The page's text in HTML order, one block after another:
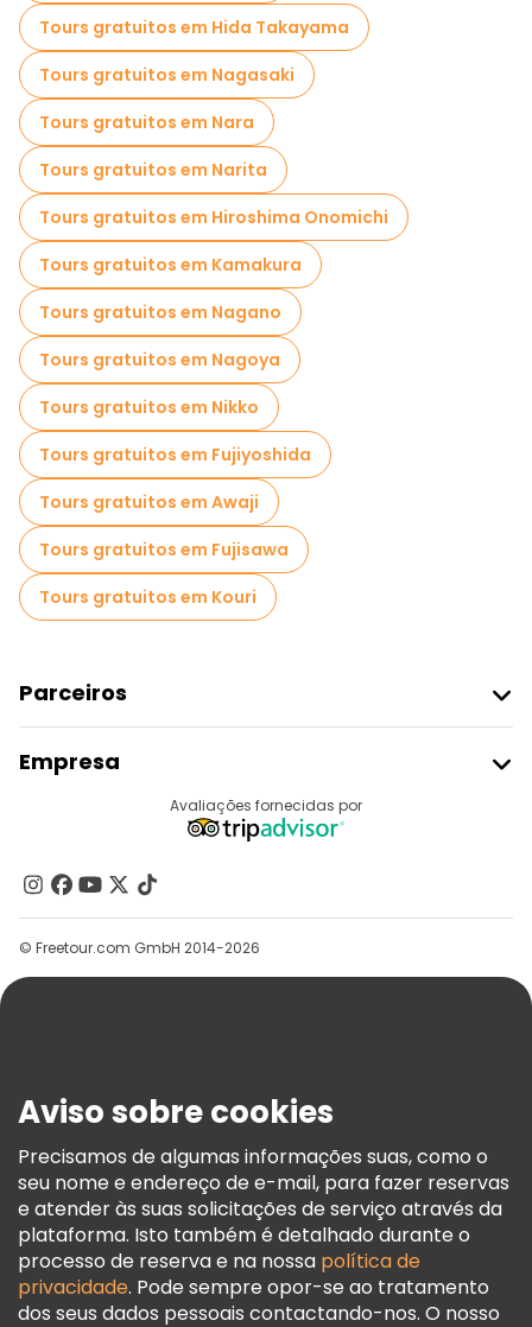
Visita guiada gratuita à cidade velha Tóquio
Visitas ao mercado em Tóquio
Visitas de degustação locais em Tóquio
Passeios gratuitos de um dia em Tóquio
Passeios a pé noturnos gratuitos em Tóquio
Passeios de bicicleta em Tóquio
Passeios gastronômicos em Tóquio
Passeios gratuitos perto Tokyo Skytree
Passeios gratuitos perto Hachiko Statue
Tours gratuitos em Hida Takayama
Tours gratuitos em Nagasaki
Tours gratuitos em Nara
Tours gratuitos em Narita
Tours gratuitos em Hiroshima Onomichi
Tours gratuitos em Kamakura
Tours gratuitos em Nagano
Tours gratuitos em Nagoya
Tours gratuitos em Nikko
Tours gratuitos em Fujiyoshida
Tours gratuitos em Awaji
Tours gratuitos em Fujisawa
Tours gratuitos em Kouri
Parceiros
Registo Do Fornecedor
Programa De Afiliados
Empresa
Contacte-Nos
Grupos
Ajuda
Termos E Informações Legais
Política De Cookies
Freetour Prémios
Programa De Fidelidade
Avaliações fornecidas por
© Freetour.com GmbH 2014-2026
Aviso sobre cookies
Precisamos de algumas informações suas, como o
seu nome e endereço de e-mail, para fazer reservas
e atender às suas solicitações de serviço através da
plataforma. Isto também é detalhado durante o
processo de reserva e na nossa política de
privacidade. Pode sempre opor-se ao tratamento
dos seus dados pessoais contactando-nos. O nosso